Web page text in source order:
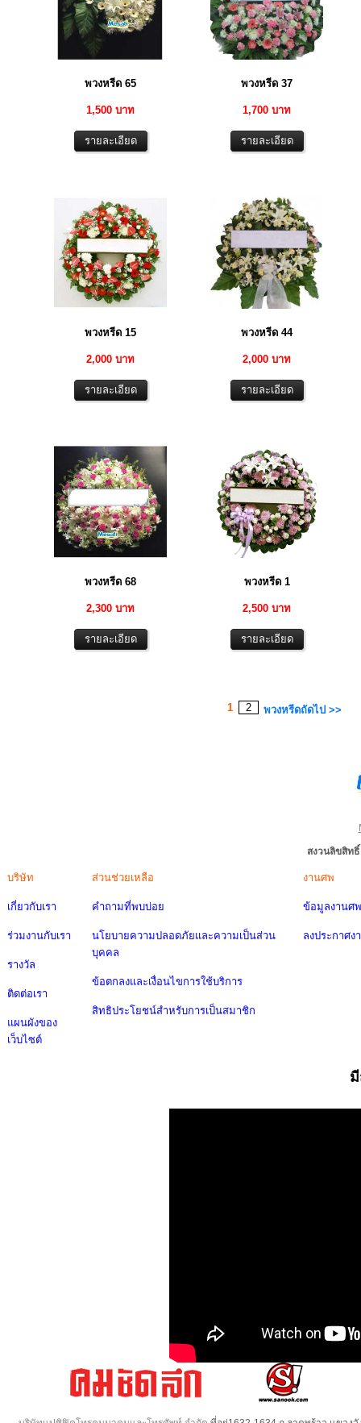
พวงหรีด 65
1,500 บาท
พวงหรีด 37
1,700 บาท
พวงหรีด 15
2,000 บาท
พวงหรีด 44
2,000 บาท
พวงหรีด 68
2,300 บาท
พวงหรีด 1
2,500 บาท
1 2 พวงหรีดถัดไป >>
สงวนลิขสิท
บริษัท
เกี่ยวกับเรา
ร่วมงานกับเรา
รางวัล
ติดต่อเรา
แผนผังของ
เว็บไซต์
ส่วนช่วยเหลือ
คำถามที่พบบ่อย
นโยบายความปลอดภัยและความเป็นส่วน
บุคคล
ข้อตกลงและเงื่อนไขการใช้บริการ
สิทธิประโยชน์สำหรับการเป็นสมาชิก
งานศพ
ข้อมูลงานศพ
ลงประกาศง